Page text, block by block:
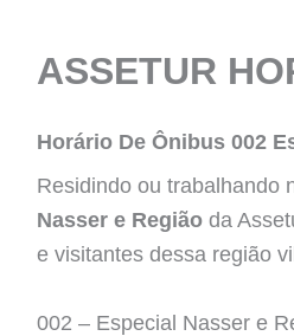
ASSETUR
Horário De Ônibus 002
Residindo ou trabalhando
Nasser e Região da
e visitantes dessa região
002 – Especial Nasser e